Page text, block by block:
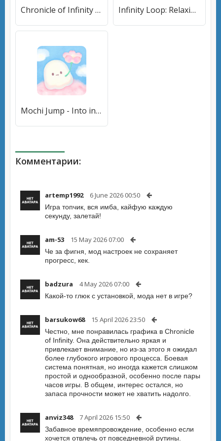
Chronicle of Infinity VN (Хроника Бесконечности ВН) [МОД Unlocked] APK Android Infinity Loop: Relaxing Puzzle [МОД Unlocked] APK Android
Mochi Jump - Into infinity (Поппинг Джамп) [МОД Бесконечные монеты] APK Android
Комментарии:
artemp1992 6 June 2026 00:50
Игра топчик, вся имба, кайфую каждую
секунду, залетай!
am-53 15 May 2026 07:00
Че за фигня, мод настроек не сохраняет
прогресс, кек.
badzura 4 May 2026 07:00
Какой-то глюк с установкой, мода нет в игре?
barsukow68 15 April 2026 23:50
Честно, мне понравилась графика в Chronicle
of Infinity. Она действительно яркая и
привлекает внимание, но из-за этого я ожидал
более глубокого игрового процесса. Боевая
система понятная, но иногда кажется слишком
простой и однообразной, особенно после пары
часов игры. В общем, интерес остался, но
запаса прочности может не хватить надолго.
anviz348 7 April 2026 15:50
Забавное времяпровождение, особенно если
хочется отвлечь от повседневной рутины.